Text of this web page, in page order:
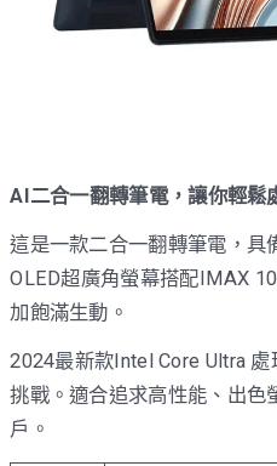
AI二合一翻轉筆電，讓你輕鬆
這是一款二合一翻轉筆電，具
OLED超廣角螢幕搭配IMAX
加飽滿生動。
2024最新款Intel Core Ultra 處
挑戰。適合追求高性能、出色
戶。